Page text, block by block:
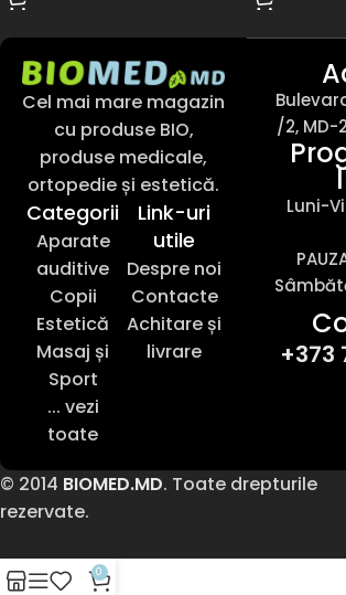
Cel mai mare magazin
cu produse BIO,
produse medicale,
ortopedie și estetică.
Categorii
Aparate
auditive
Copii
Estetică
Masaj și
Sport
... vezi
toate
Link-uri
utile
Despre noi
Contacte
Achitare și
livrare
/2, MD-
Luni-
+373
© 2014 BIOMED.MD. Toate drepturile
rezervate.
0